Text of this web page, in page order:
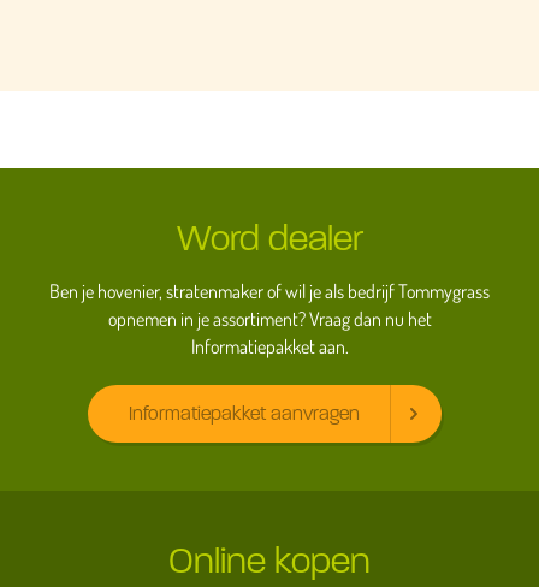
Word dealer
Ben je hovenier, stratenmaker of wil je als bedrijf Tommygrass
opnemen in je assortiment? Vraag dan nu het
Informatiepakket aan.
Informatiepakket aanvragen
Online kopen